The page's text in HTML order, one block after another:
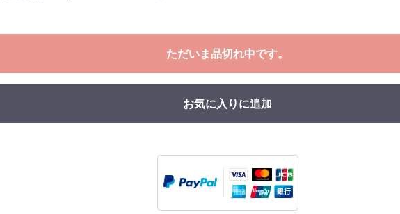
ただいま品切れ中です。
お気に入りに追加